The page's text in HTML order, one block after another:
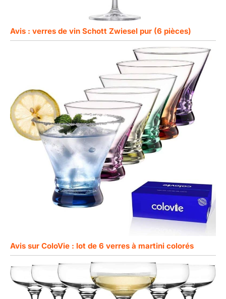
Avis : verres de vin Schott Zwiesel pur (6 pièces)
Avis sur ColoVie : lot de 6 verres à martini colorés